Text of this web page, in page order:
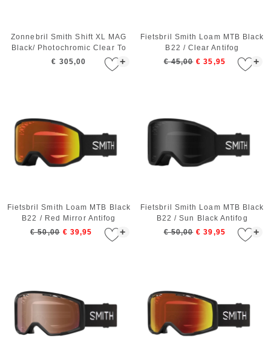
+
Zonnebril Smith Shift XL MAG
Black/ Photochromic Clear To
Gray
€ 305,00 +
Fietsbril Smith Loam MTB Black
B22 / Clear Antifog
€ 45,00 € 35,95
+
Fietsbril Smith Loam MTB Black
B22 / Red Mirror Antifog
€ 50,00 € 39,95 +
Fietsbril Smith Loam MTB Black
B22 / Sun Black Antifog
€ 50,00 € 39,95